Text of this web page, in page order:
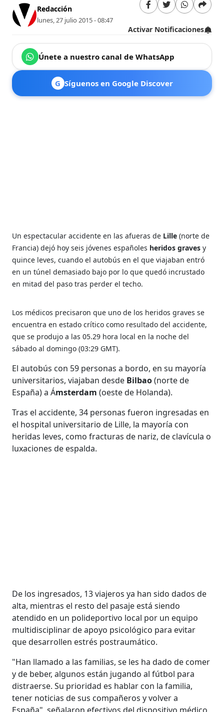
Redacción
lunes, 27 julio 2015 - 08:47
Activar Notificaciones
Únete a nuestro canal de WhatsApp
G Síguenos en Google Discover
Un espectacular accidente en las afueras de Lille(norte de
Francia) dejó hoy seis jóvenes españoles heridos gravesy
quince leves, cuando el autobús en el que viajaban entró
en un túnel demasiado bajo por lo que quedó incrustado
en mitad del paso tras perder el techo.
Los médicos precisaron que uno de los heridos graves se
encuentra en estado crítico como resultado del accidente,
que se produjo a las 05.29 hora local en la noche del
sábado al domingo (03:29 GMT).
El autobús con 59 personas a bordo, en su mayoría
universitarios, viajaban desde Bilbao(norte de
España) a Ámsterdam (oeste de Holanda).
Tras el accidente, 34 personas fueron ingresadas en
el hospital universitario de Lille, la mayoría con
heridas leves, como fracturas de nariz, de clavícula o
luxaciones de espalda.
De los ingresados, 13 viajeros ya han sido dados de
alta, mientras el resto del pasaje está siendo
atendido en un polideportivo local por un equipo
multidisciplinar de apoyo psicológico para evitar
que desarrollen estrés postraumático.
"Han llamado a las familias, se les ha dado de comer
y de beber, algunos están jugando al fútbol para
distraerse. Su prioridad es hablar con la familia,
tener noticias de sus compañeros y volver a